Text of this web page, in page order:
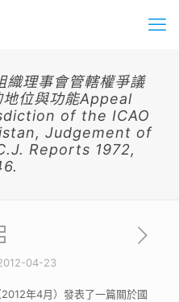
理事會管轄權爭議
地位與功能Appeal
of the ICAO
Judgement of
Reports 1972,
04-23
年4月）發表了一篇關於國